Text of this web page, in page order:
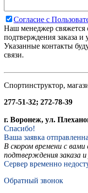
Согласие с
Наш менеджер свяжется
подтверждения заказа и
Указанные контакты
связи.
Спортинструктор,
277-51-32; 272-78-39
г. Воронеж, ул.
Спасибо!
Ваша заявка
В скором времени с
подтверждения заказа и
Сервер временно
Обратный звонок